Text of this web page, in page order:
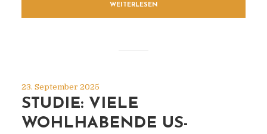
WEITERLESEN
23. September 2025
STUDIE: VIELE
WOHLHABENDE US-